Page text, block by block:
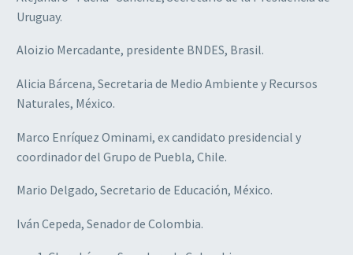
Uruguay.
Aloizio Mercadante, presidente BNDES, Brasil.
Alicia Bárcena, Secretaria de Medio Ambiente y Recursos
Naturales, México.
Marco Enríquez Ominami, ex candidato presidencial y
coordinador del Grupo de Puebla, Chile.
Mario Delgado, Secretario de Educación, México.
Iván Cepeda, Senador de Colombia.